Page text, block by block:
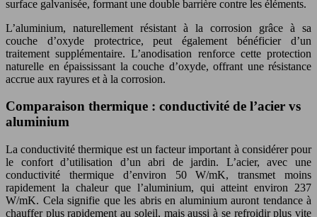
surface galvanisée, formant une double barrière contre les éléments.
L’aluminium, naturellement résistant à la corrosion grâce à sa
couche d’oxyde protectrice, peut également bénéficier d’un
traitement supplémentaire. L’anodisation renforce cette protection
naturelle en épaississant la couche d’oxyde, offrant une résistance
accrue aux rayures et à la corrosion.
Comparaison thermique : conductivité de l’acier vs
aluminium
La conductivité thermique est un facteur important à considérer pour
le confort d’utilisation d’un abri de jardin. L’acier, avec une
conductivité thermique d’environ 50 W/mK, transmet moins
rapidement la chaleur que l’aluminium, qui atteint environ 237
W/mK. Cela signifie que les abris en aluminium auront tendance à
chauffer plus rapidement au soleil, mais aussi à se refroidir plus vite